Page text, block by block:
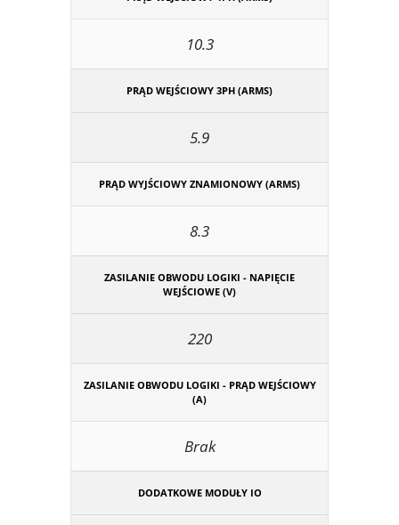
10.3
PRĄD WEJŚCIOWY 3PH (ARMS)
5.9
PRĄD WYJŚCIOWY ZNAMIONOWY (ARMS)
8.3
ZASILANIE OBWODU LOGIKI - NAPIĘCIE
WEJŚCIOWE (V)
220
ZASILANIE OBWODU LOGIKI - PRĄD WEJŚCIOWY
(A)
Brak
DODATKOWE MODUŁY IO